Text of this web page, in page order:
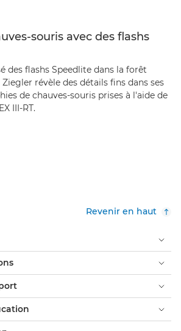
souris avec des flashs
des flashs Speedlite dans la forêt
révèle des détails fins dans ses
de chauves-souris prises à l'aide de
III-RT.
Revenir en haut